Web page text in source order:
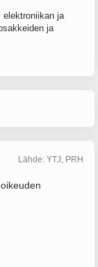
elektroniikan ja
ja
Lähde: YTJ, PRH